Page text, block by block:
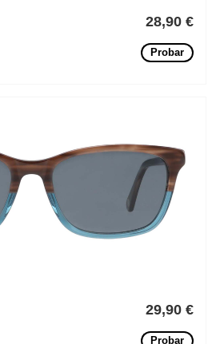
28,90 €
Probar
29,90 €
Probar